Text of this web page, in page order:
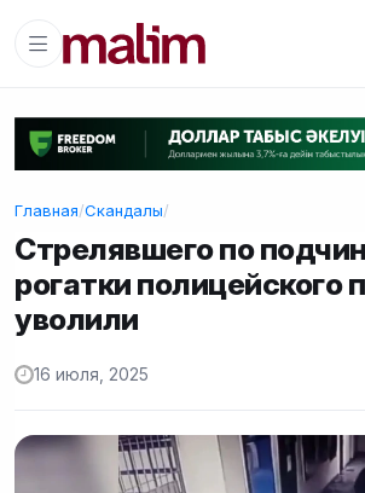
Главная/Скандалы/
Стрелявшего по
рогатки полицейского
уволили
16 июля, 2025